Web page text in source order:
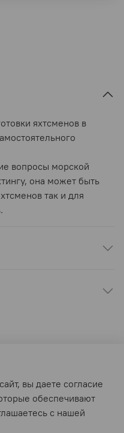
яхтсменов в
вопросы морской
она может быть
так и для
вы даете согласие
обеспечивают
с нашей